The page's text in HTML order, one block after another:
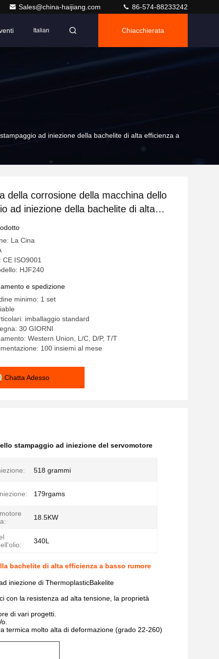
Sales@china-haijiang.com 86-574-88233242
Italian Chiacchierata
ad iniezione della bachelite di alta efficienza a
della corrosione della macchina dello
ad iniezione della bachelite di alta
basso rumore
La Cina
ISO9001
HJF240
e spedizione
minimo: 1 set
imballaggio standard
30 GIORNI
Western Union, L/C, D/P, T/T
100 insiemi al mese
Chatta Adesso
stampaggio ad iniezione del servomotore
518 grammi
179rgams
18.5KW
340L
bachelite di alta efficienza a basso rumore
iniezione di ThermoplasticBakelite
con la resistenza ad alta tensione, la proprietà
di vari progetti.
termica molto alta di deformazione (grado 22-260)